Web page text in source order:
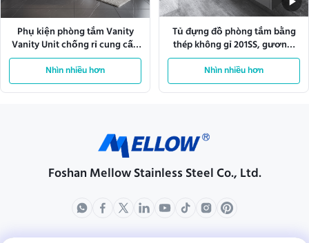
Phụ kiện phòng tắm Vanity
Vanity Unit chống rỉ cung cấp
lợi ích chống rỉ lâu dài và trang
trí phòng tắm phong cách
Nhìn nhiều hơn
Tủ đựng đồ phòng tắm bằng
thép không gỉ 201SS, gương,
gắn tường
Nhìn nhiều hơn
Foshan Mellow Stainless Steel Co., Ltd.